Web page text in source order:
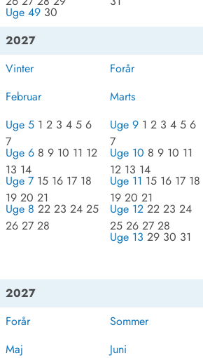
Uge 49 30
2027
Vinter
Februar
Uge 5 1 2 3 4 5 6
7
Uge 6 8 9 10 11 12
13 14
Uge 7 15 16 17 18
19 20 21
Uge 8 22 23 24 25
26 27 28
Forår
Marts
Uge 9 1 2 3 4 5 6
7
Uge 10 8 9 10 11
12 13 14
Uge 11 15 16 17 18
19 20 21
Uge 12 22 23 24
25 26 27 28
Uge 13 29 30 31
2027
Forår
Maj
Sommer
Juni